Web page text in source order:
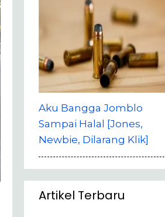
Aku Bangga Jomblo
Sampai Halal [Jones,
Newbie, Dilarang Klik]
Artikel Terbaru